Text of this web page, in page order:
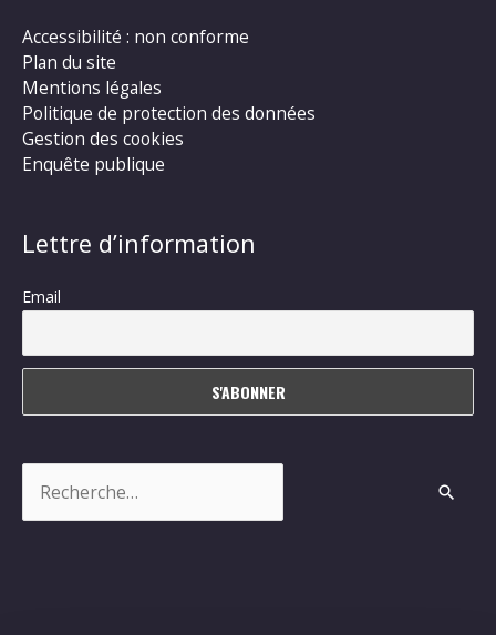
Accessibilité : non conforme
Plan du site
Mentions légales
Politique de protection des données
Gestion des cookies
Enquête publique
Lettre d’information
Email